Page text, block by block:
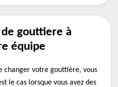
gouttiere à
équipe
changer votre gouttière, vous
le cas lorsque vous avez des